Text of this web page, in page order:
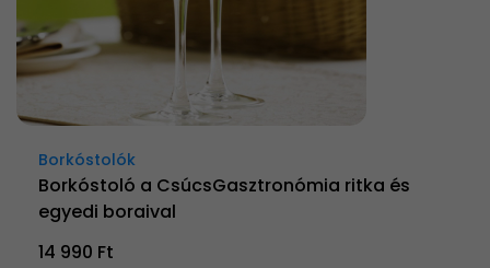
Borkóstolók
Borkóstoló a CsúcsGasztronómia ritka és
egyedi boraival
14 990 Ft